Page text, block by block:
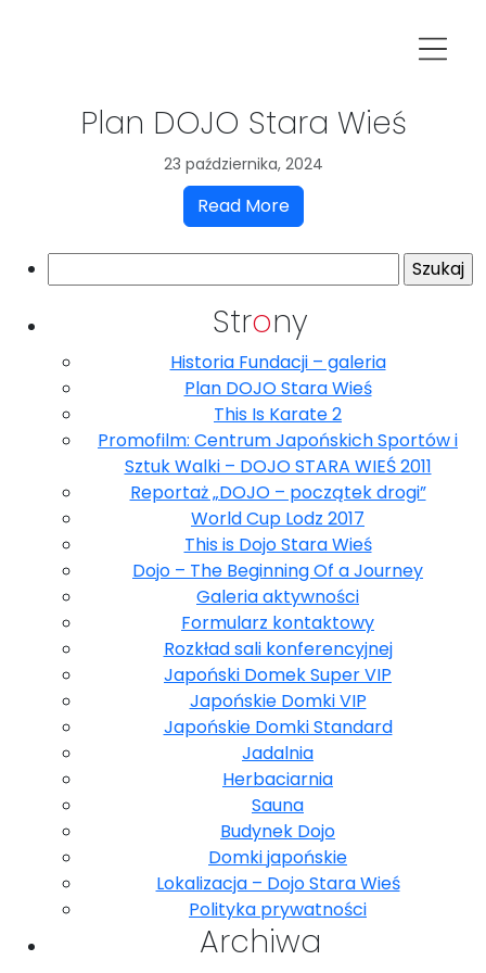
Plan DOJO Stara Wieś
23 października, 2024
Read More
Strony
Historia Fundacji – galeria
Plan DOJO Stara Wieś
This Is Karate 2
Promofilm: Centrum Japońskich Sportów i
Sztuk Walki – DOJO STARA WIEŚ 2011
Reportaż „DOJO – początek drogi”
World Cup Lodz 2017
This is Dojo Stara Wieś
Dojo – The Beginning Of a Journey
Galeria aktywności
Formularz kontaktowy
Rozkład sali konferencyjnej
Japoński Domek Super VIP
Japońskie Domki VIP
Japońskie Domki Standard
Jadalnia
Herbaciarnia
Sauna
Budynek Dojo
Domki japońskie
Lokalizacja – Dojo Stara Wieś
Polityka prywatności
Archiwa